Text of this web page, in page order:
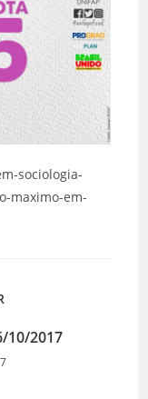
sociologia-
maximo-em-
10/2017